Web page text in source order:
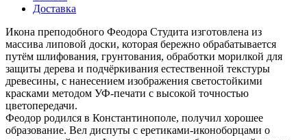
Доставка
Икона преподобного Феодора Студита изготовлена из
массива липовой доски, которая бережно обрабатывается
путём шлифования, грунтования, обработки морилкой для
защиты дерева и подчёркивания естественной текстуры
древесины, с нанесением изображения светостойкими
красками методом УФ-печати с высокой точностью
цветопередачи.
Феодор родился в Константинополе, получил хорошее
образование. Вел диспуты с еретиками-иконоборцами о